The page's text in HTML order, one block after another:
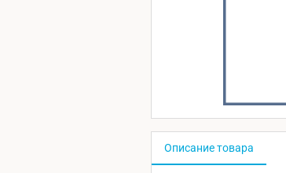
Описание товара